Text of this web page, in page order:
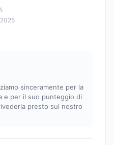
sinceramente per la
e per il suo punteggio di
presto sul nostro